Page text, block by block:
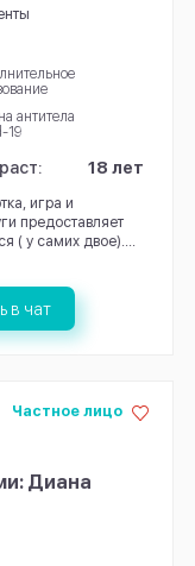
антитела
19
18 лет
игра и
предоставляет
( у самих двое)....
в чат
Диана
Частное лицо